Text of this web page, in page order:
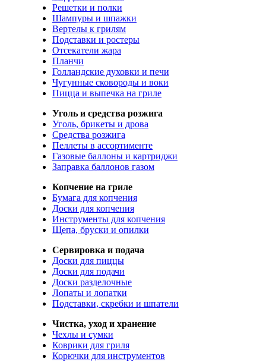
Решетки и полки
Шампуры и шпажки
Вертелы к грилям
Подставки и ростеры
Отсекатели жара
Планчи
Голландские духовки и печи
Чугунные сковороды и воки
Пицца и выпечка на гриле
Уголь и средства розжига
Уголь, брикеты и дрова
Средства розжига
Пеллеты в ассортименте
Газовые баллоны и картриджи
Заправка баллонов газом
Копчение на гриле
Бумага для копчения
Доски для копчения
Инструменты для копчения
Щепа, бруски и опилки
Сервировка и подача
Доски для пиццы
Доски для подачи
Доски разделочные
Лопаты и лопатки
Подставки, скребки и шпатели
Чистка, уход и хранение
Чехлы и сумки
Коврики для гриля
Корючки для инструментов